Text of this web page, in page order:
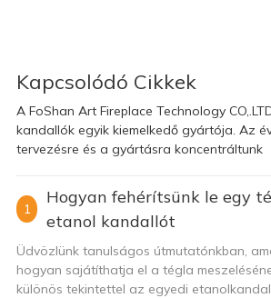
Kapcsolódó Cikkek
A FoShan Art Fireplace Technology
kandallók egyik kiemelkedő gyártója. Az
tervezésre és a gyártásra koncentráltunk
1
Hogyan fehérítsünk le egy
etanol kandallót
Üdvözlünk tanulságos útmutatónkban,
hogyan sajátíthatja el a tégla
különös tekintettel az egyedi